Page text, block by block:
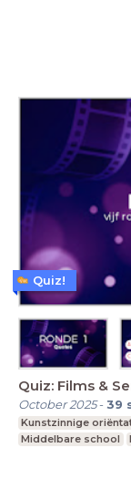
Quiz: Films &
October 2025-39
Kunstzinnige
Middelbare school
Quiz!